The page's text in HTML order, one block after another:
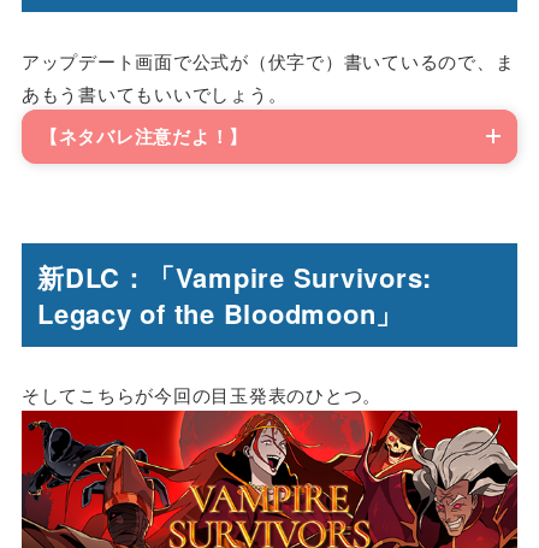
アップデート画面で公式が（伏字で）書いているので、ま
あもう書いてもいいでしょう。
【ネタバレ注意だよ！】
新DLC：「Vampire Survivors:
Legacy of the Bloodmoon」
そしてこちらが今回の目玉発表のひとつ。